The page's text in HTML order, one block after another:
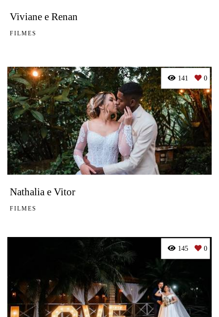
Viviane e Renan
FILMES
Nathalia e Vitor
FILMES
141 0
145 0